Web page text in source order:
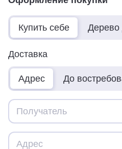
Купить себе Дерево
Доставка
Адрес До